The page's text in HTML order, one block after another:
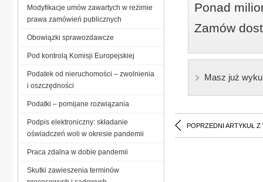
Ponad
Zamów
Masz już
POPRZEDNI ARTYKUŁ Z
Modyfikacje umów zawartych w reżimie
prawa zamówień publicznych
Obowiązki sprawozdawcze
Pod kontrolą Komisji Europejskiej
Podatek od nieruchomości – zwolnienia
i oszczędności
Podatki – pomijane rozwiązania
Podpis elektroniczny: składanie
oświadczeń woli w okresie pandemii
Praca zdalna w dobie pandemii
Skutki zawieszenia terminów